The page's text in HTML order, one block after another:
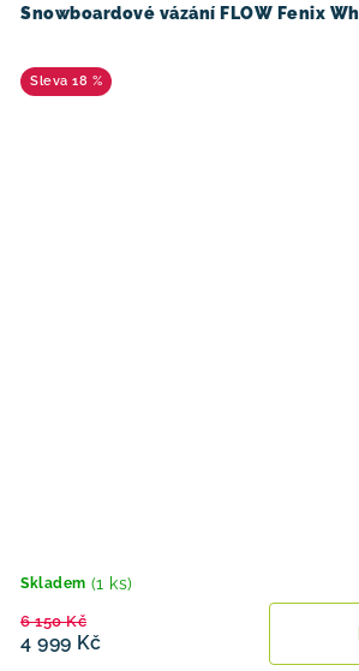
Snowboardové vázání FLOW Fenix
18 %
Skladem (1 ks)
4 999 Kč
6 150 Kč